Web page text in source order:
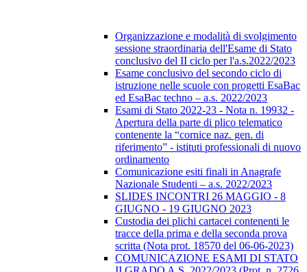
Organizzazione e modalità di svolgimento
sessione straordinaria dell'Esame di Stato
conclusivo del II ciclo per l'a.s.2022/2023
Esame conclusivo del secondo ciclo di
istruzione nelle scuole con progetti EsaBac
ed EsaBac techno – a.s. 2022/2023
Esami di Stato 2022-23 - Nota n. 19932 -
Apertura della parte di plico telematico
contenente la “cornice naz. gen. di
riferimento” - istituti professionali di nuovo
ordinamento
Comunicazione esiti finali in Anagrafe
Nazionale Studenti – a.s. 2022/2023
SLIDES INCONTRI 26 MAGGIO - 8
GIUGNO - 19 GIUGNO 2023
Custodia dei plichi cartacei contenenti le
tracce della prima e della seconda prova
scritta (Nota prot. 18570 del 06-06-2023)
COMUNICAZIONE ESAMI DI STATO